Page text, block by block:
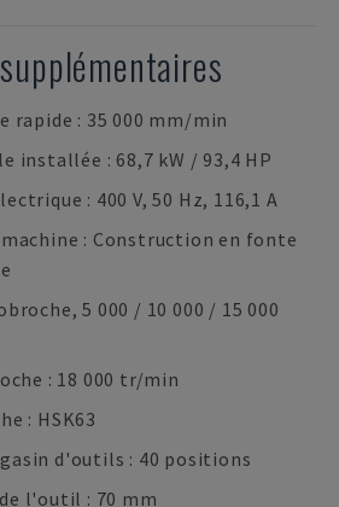
rapide : 35 000 mm/min
installée : 68,7 kW / 93,4 HP
: 400 V, 50 Hz, 116,1 A
: Construction en fonte
5 000 / 10 000 / 15 000
: 18 000 tr/min
: HSK63
d'outils : 40 positions
l'outil : 70 mm